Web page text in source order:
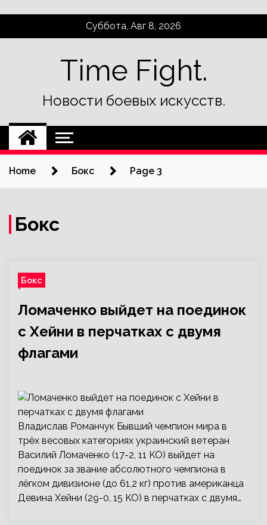
Суббота, Авг 8, 2026
Time Fight.
Новости боевых искусств.
Home Бокс Page 3
Бокс
Бокс
Ломаченко выйдет на поединок
с Хейни в перчатках с двумя
флагами
Владислав Романчук Бывший чемпион мира в
трёх весовых категориях украинский ветеран
Василий Ломаченко (17-2, 11 KO) выйдет на
поединок за звание абсолютного чемпиона в
лёгком дивизионе (до 61,2 кг) против американца
Девина Хейни (29-0, 15 KO) в перчатках с двумя…